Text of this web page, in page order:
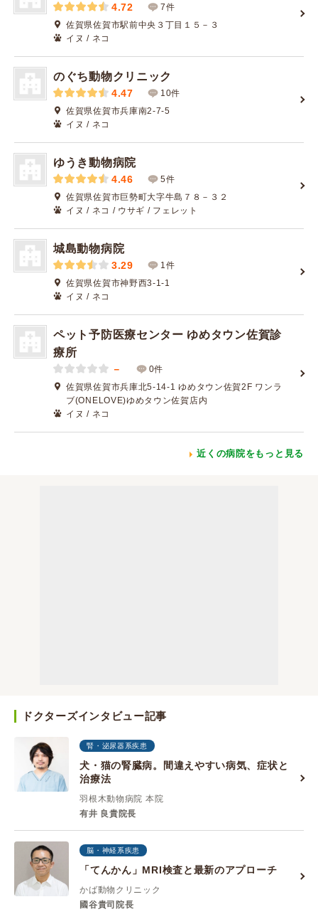
4.72
7件
佐賀県佐賀市駅前中央３丁目１５－３
イヌ / ネコ
のぐち動物クリニック
4.47
10件
佐賀県佐賀市兵庫南2-7-5
イヌ / ネコ
ゆうき動物病院
4.46
5件
佐賀県佐賀市巨勢町大字牛島７８－３２
イヌ / ネコ / ウサギ / フェレット
城島動物病院
3.29
1件
佐賀県佐賀市神野西3-1-1
イヌ / ネコ
ペット予防医療センター ゆめタウン佐賀診
療所
－
0件
佐賀県佐賀市兵庫北5-14-1 ゆめタウン佐賀2F ワンラ
ブ(ONELOVE)ゆめタウン佐賀店内
イヌ / ネコ
近くの病院をもっと見る
ドクターズインタビュー記事
腎・泌尿器系疾患
犬・猫の腎臓病。間違えやすい病気、症状と
治療法
羽根木動物病院 本院
有井 良貴院長
脳・神経系疾患
「てんかん」MRI検査と最新のアプローチ
かば動物クリニック
國谷貴司院長